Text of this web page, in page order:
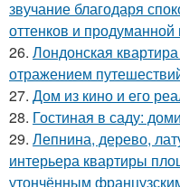
звучание благодаря
оттенков и продуманной
26. Лондонская
отражением
27. Дом из кино и его
28. Гостиная в саду:
29. Лепнина, дерево,
интерьера квартиры
утончённым